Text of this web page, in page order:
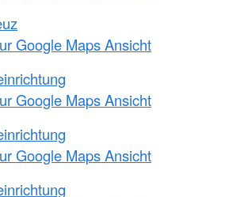
Google Maps Ansicht
Google Maps Ansicht
Google Maps Ansicht